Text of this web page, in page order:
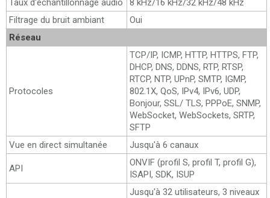
Taux d'échantillonnage audio
8 kHz/16 kHz/32 kHz/48 kHz
Filtrage du bruit ambiant
Oui
Réseau
Protocoles
TCP/IP, ICMP, HTTP, HTTPS, FTP,
DHCP, DNS, DDNS, RTP, RTSP,
RTCP, NTP, UPnP, SMTP, IGMP,
802.1X, QoS, IPv4, IPv6, UDP,
Bonjour, SSL/ TLS, PPPoE, SNMP,
WebSocket, WebSockets, SRTP,
SFTP
Vue en direct simultanée
Jusqu'à 6 canaux
API
ONVIF (profil S, profil T, profil G),
ISAPI, SDK, ISUP
Jusqu'à 32 utilisateurs, 3 niveaux